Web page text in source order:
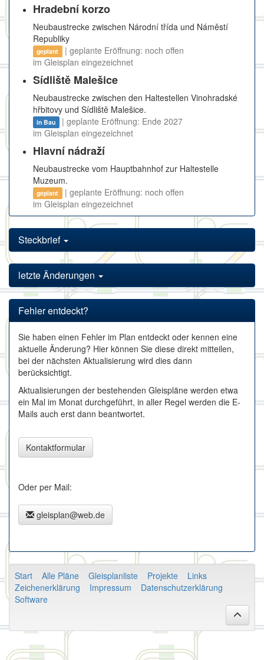
Hradební korzo
Neubaustrecke zwischen Národní třída und Náměstí
Republiky
geplant
| geplante Eröffnung: noch offen
im Gleisplan eingezeichnet
Sídliště Malešice
Neubaustrecke zwischen den Haltestellen Vinohradské
hřbitovy und Sídliště Malešice.
in Bau
| geplante Eröffnung: Ende 2027
im Gleisplan eingezeichnet
Hlavní nádraží
Neubaustrecke vom Hauptbahnhof zur Haltestelle
Muzeum.
geplant
| geplante Eröffnung: noch offen
im Gleisplan eingezeichnet
Steckbrief
letzte Änderungen
Fehler entdeckt?
Sie haben einen Fehler im Plan entdeckt oder kennen eine
aktuelle Änderung? Hier können Sie diese direkt mitteilen,
bei der nächsten Aktualisierung wird dies dann
berücksichtigt.
Aktualisierungen der bestehenden Gleispläne werden etwa
ein Mal im Monat durchgeführt, in aller Regel werden die E-
Mails auch erst dann beantwortet.
Kontaktformular
Oder per Mail:
gleisplan@web.de
Start Alle Pläne Gleisplanliste Projekte
Links
Zeichenerklärung
Impressum
Datenschutzerklärung
Software